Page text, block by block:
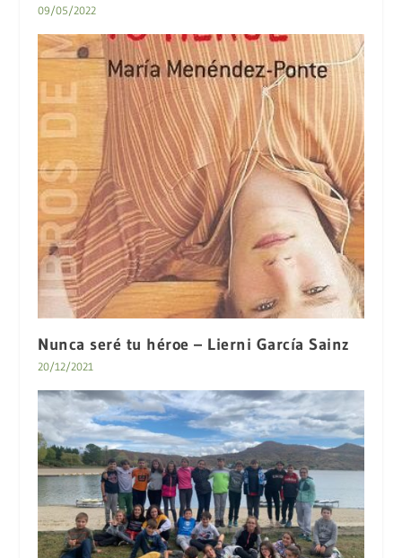
09/05/2022
Nunca seré tu héroe – Lierni García Sainz
20/12/2021